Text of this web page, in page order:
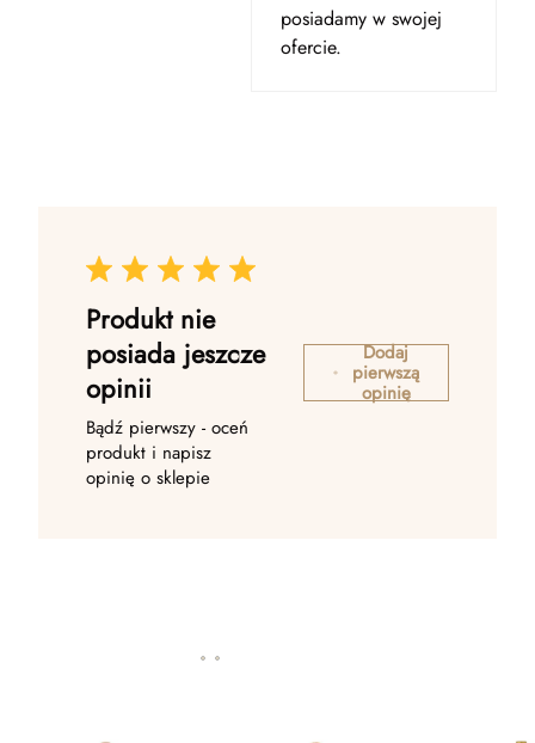
posiadamy w swojej
ofercie.
Produkt nie
posiada jeszcze
opinii
Bądź pierwszy - oceń
produkt i napisz
opinię o sklepie
Dodaj
pierwszą
opinię